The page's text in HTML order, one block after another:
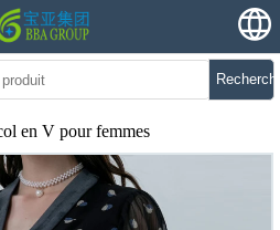
en V pour femmes